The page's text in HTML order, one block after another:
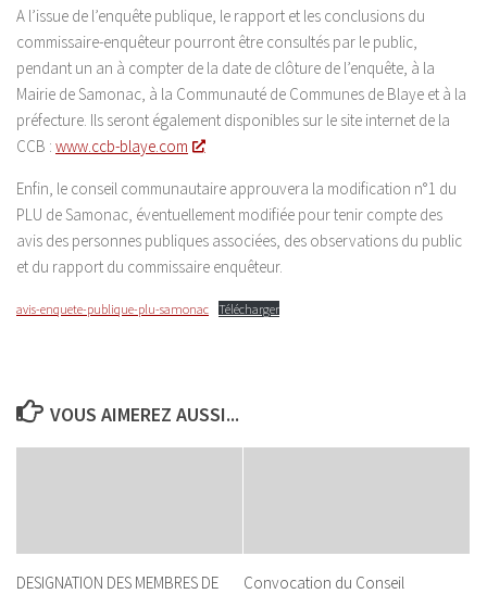
A l’issue de l’enquête publique, le rapport et les conclusions du
commissaire-enquêteur pourront être consultés par le public,
pendant un an à compter de la date de clôture de l’enquête, à la
Mairie de Samonac, à la Communauté de Communes de Blaye et à la
préfecture. Ils seront également disponibles sur le site internet de la
CCB : www.ccb-blaye.com
Enfin, le conseil communautaire approuvera la modification n°1 du
PLU de Samonac, éventuellement modifiée pour tenir compte des
avis des personnes publiques associées, des observations du public
et du rapport du commissaire enquêteur.
avis-enquete-publique-plu-samonac Télécharger
VOUS AIMEREZ AUSSI...
DESIGNATION DES MEMBRES DE
Convocation du Conseil